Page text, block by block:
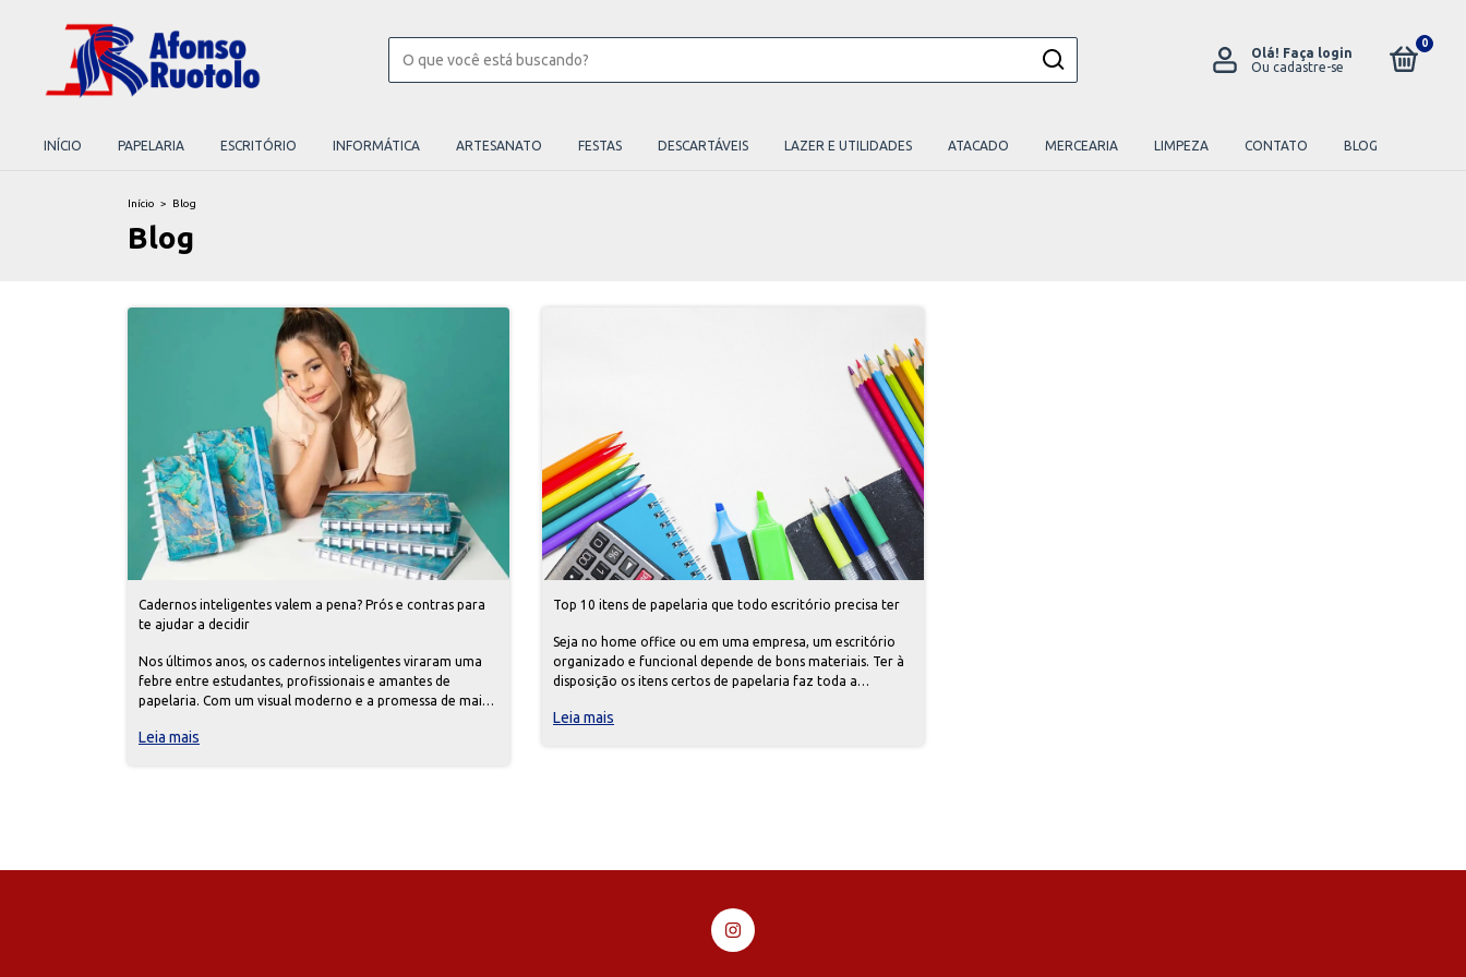
Olá! Faça login
Ou cadastre-se
0
INÍCIO PAPELARIA ESCRITÓRIO INFORMÁTICA ARTESANATO FESTAS DESCARTÁVEIS LAZER E UTILIDADES ATACADO MERCEARIA LIMPEZA CONTATO BLOG
Início > Blog
Blog
Cadernos inteligentes valem a pena? Prós e contras para
te ajudar a decidir
Nos últimos anos, os cadernos inteligentes viraram uma
febre entre estudantes, profissionais e amantes de
papelaria. Com um visual moderno e a promessa de mais
conquistaram espaço nas mochilas e nas mesas de
Leia mais
Top 10 itens de papelaria que todo escritório precisa ter
Seja no home office ou em uma empresa, um escritório
organizado e funcional depende de bons materiais. Ter à
disposição os itens certos de papelaria faz toda a
dia a dia.
Leia mais